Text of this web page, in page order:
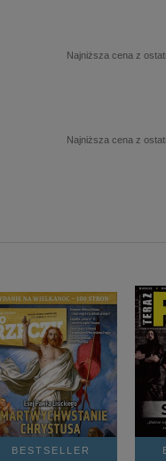
Najniższa cena z
Najniższa cena z
BESTSELLER